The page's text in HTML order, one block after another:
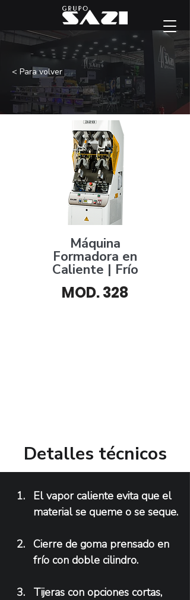
< Para volver
Máquina
Formadora en
Caliente | Frío
MOD. 328
​Detalles técnicos
El vapor caliente evita que el
material se queme o se seque.
Cierre de goma prensado en
frío con doble cilindro.
Tijeras con opciones cortas,